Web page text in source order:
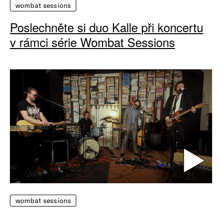
wombat sessions
Poslechněte si duo Kalle při koncertu
v rámci série Wombat Sessions
wombat sessions